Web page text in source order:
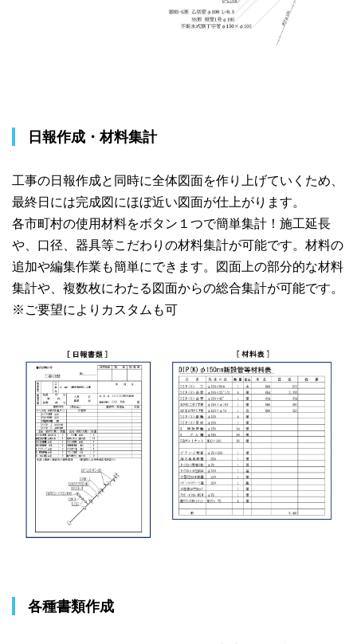
日報作成・材料集計
工事の日報作成と同時に全体図面を作り上げていくため、
最終日には完成図にほぼ近い図面が仕上がります。
各市町村の使用材料をボタン１つで簡単集計！施工延長
や、口径、器具等こだわりの材料集計が可能です。材料の
追加や編集作業も簡単にできます。図面上の部分的な材料
集計や、複数枚にわたる図面からの総合集計が可能です。
※ご要望によりカスタムも可
各種書類作成